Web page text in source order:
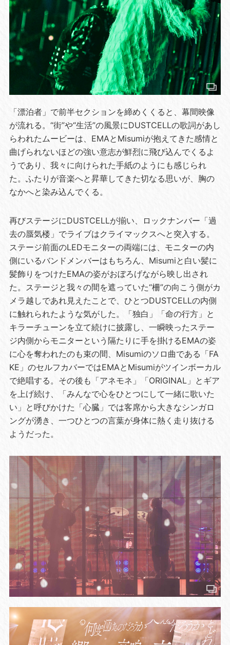
「漂泊者」で前半セクションを締めくくると、幕間映像
が流れる。“街”や“生活”の風景にDUSTCELLの歌詞があし
らわれたムービーは、EMAとMisumiが抱えてきた感情と
曲げられないほどの強い意志が鮮烈に飛び込んでくるよ
うであり、我々に向けられた手紙のようにも感じられ
た。ふたりが音楽へと昇華してきた切なる思いが、胸の
なかへと染み込んでくる。
再びステージにDUSTCELLが揃い、ロックナンバー「過
去の蜃気楼」でライブはクライマックスへと突入する。
ステージ前面のLEDモニターの両端には、モニターの内
側にいるバンドメンバーはもちろん、Misumiと白い髪に
髪飾りをつけたEMAの姿がおぼろげながら映し出され
た。ステージと我々の間を遮っていた“柵”の向こう側がカ
メラ越しであれ見えたことで、ひとつDUSTCELLの内側
に触れられたような気がした。「独白」「命の行方」と
キラーチューンを立て続けに披露し、一瞬映ったステー
ジ内側からモニターという隔たりに手を掛けるEMAの姿
に心を奪われたのも束の間、Misumiのソロ曲である「FA
KE」のセルフカバーではEMAとMisumiがツインボーカル
で絶唱する。その後も「アネモネ」「ORIGINAL」とギア
を上げ続け、「みんなで心をひとつにして一緒に歌いた
い」と呼びかけた「心臓」では客席から大きなシンガロ
ングが湧き、一つひとつの言葉が身体に熱く走り抜ける
ようだった。